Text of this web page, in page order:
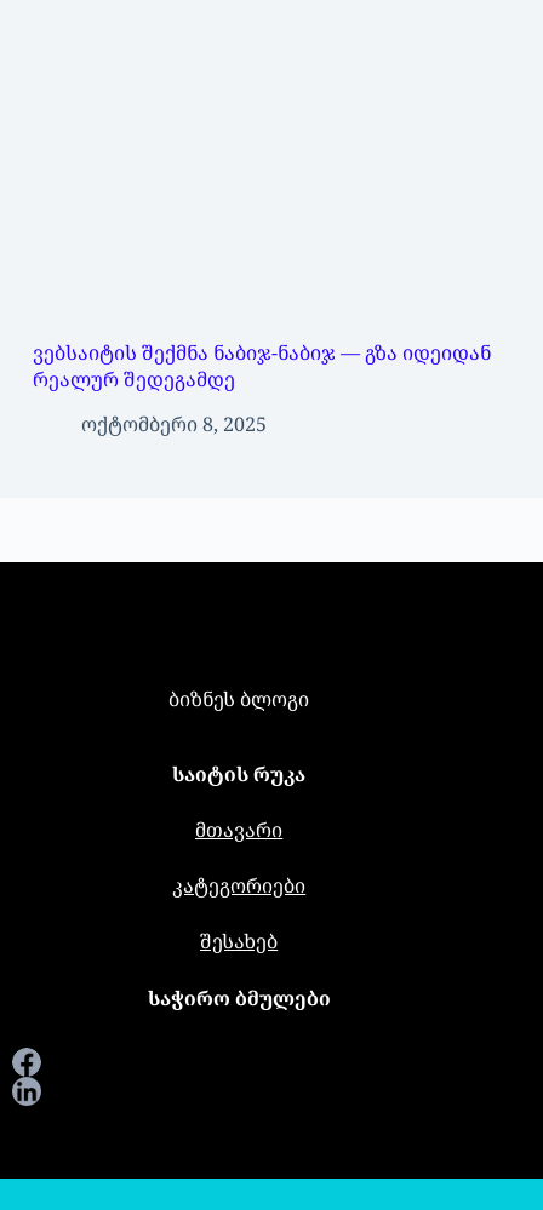
ვებსაიტის შექმნა ნაბიჯ-ნაბიჯ — გზა იდეიდან
რეალურ შედეგამდე
ოქტომბერი 8, 2025
ბიზნეს ბლოგი
საიტის რუკა
მთავარი
კატეგორიები
შესახებ
საჭირო ბმულები